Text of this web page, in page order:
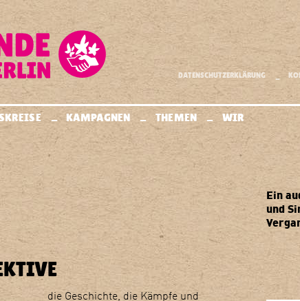
. KAMPAGNEN. THEMEN. WIR.
Außerdem..
DATENSCHUTZERKLÄRUNG
Ein
und